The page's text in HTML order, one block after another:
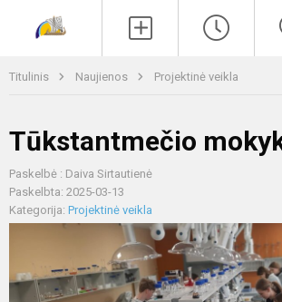
Titulinis Naujienos Projektinė veikla
Tūkstantmečio
Paskelbė : Daiva Sirtautienė
Paskelbta: 2025-03-13
Kategorija: Projektinė veikla